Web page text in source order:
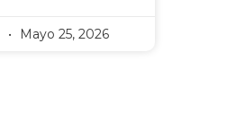
Mayo 25, 2026